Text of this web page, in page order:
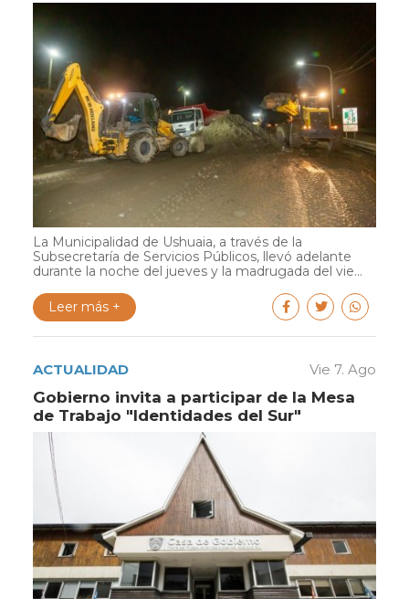
La Municipalidad de Ushuaia, a través de la
Subsecretaría de Servicios Públicos, llevó adelante
durante la noche del jueves y la madrugada del vie...
Leer más +
ACTUALIDAD Vie 7. Ago
Gobierno invita a participar de la Mesa
de Trabajo "Identidades del Sur"